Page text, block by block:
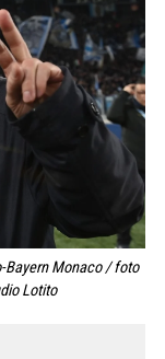
Bayern Monaco / foto
Lotito